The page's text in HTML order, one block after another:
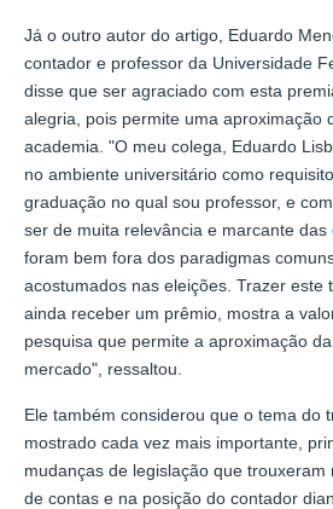
Já o outro autor do artigo, Eduardo
contador e professor da Universidade
disse que ser agraciado com esta
alegria, pois permite uma aproximação
academia. "O meu colega, Eduardo
no ambiente universitário como
graduação no qual sou professor, e
ser de muita relevância e marcante
foram bem fora dos paradigmas
acostumados nas eleições. Trazer este
ainda receber um prêmio, mostra a
pesquisa que permite a aproximação
mercado", ressaltou.
Ele também considerou que o tema do
mostrado cada vez mais importante,
mudanças de legislação que
de contas e na posição do contador